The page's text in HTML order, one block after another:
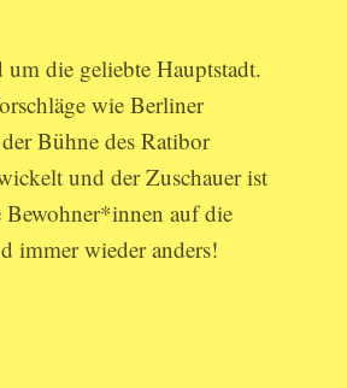
die geliebte Hauptstadt.
wie Berliner
Bühne des Ratibor
und der Zuschauer ist
Bewohner*innen auf die
immer wieder anders!